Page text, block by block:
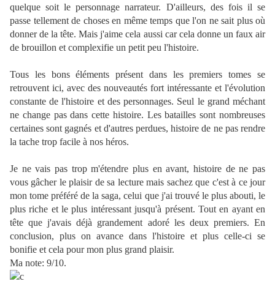
quelque soit le personnage narrateur. D'ailleurs, des fois il se
passe tellement de choses en même temps que l'on ne sait plus où
donner de la tête. Mais j'aime cela aussi car cela donne un faux air
de brouillon et complexifie un petit peu l'histoire.
Tous les bons éléments présent dans les premiers tomes se
retrouvent ici, avec des nouveautés fort intéressante et l'évolution
constante de l'histoire et des personnages. Seul le grand méchant
ne change pas dans cette histoire. Les batailles sont nombreuses
certaines sont gagnés et d'autres perdues, histoire de ne pas rendre
la tache trop facile à nos héros.
Je ne vais pas trop m'étendre plus en avant, histoire de ne pas
vous gâcher le plaisir de sa lecture mais sachez que c'est à ce jour
mon tome préféré de la saga, celui que j'ai trouvé le plus abouti, le
plus riche et le plus intéressant jusqu'à présent. Tout en ayant en
tête que j'avais déjà grandement adoré les deux premiers. En
conclusion, plus on avance dans l'histoire et plus celle-ci se
bonifie et cela pour mon plus grand plaisir.
Ma note: 9/10.